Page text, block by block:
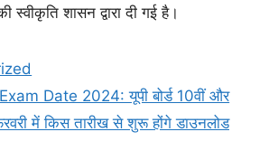
शासन द्वारा दी गई है।
Date 2024: यूपी बोर्ड 10वीं और
फरवरी में किस तारीख से शुरू होंगे डाउनलोड